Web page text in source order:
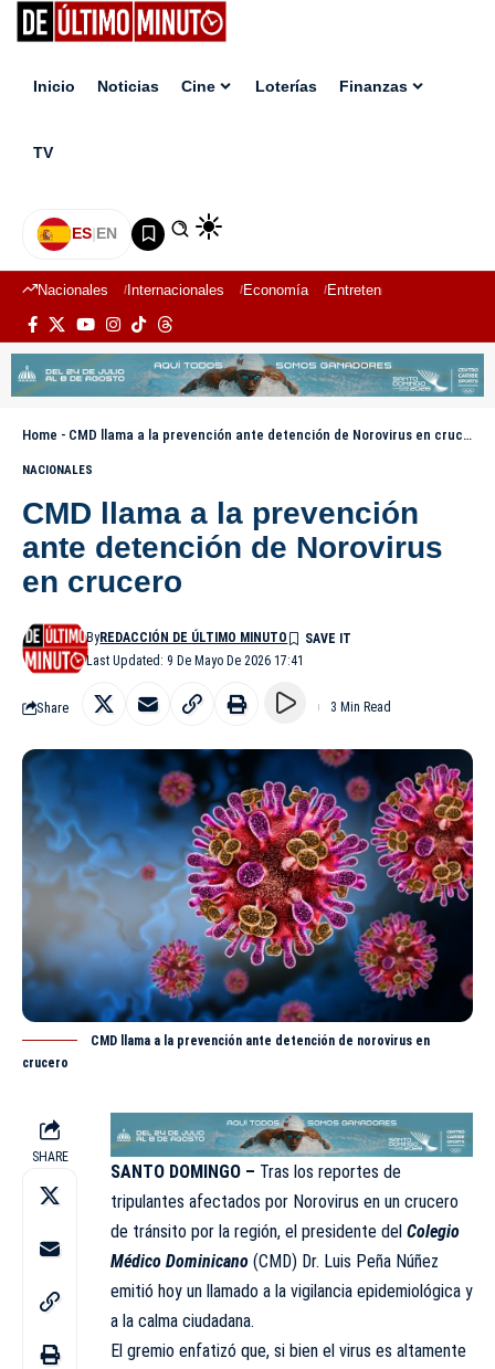
Inicio Noticias Cine Loterías Finanzas
TV
ES|EN
Nacionales Internacionales Economía Entretenimiento
Home - CMD llama a la prevención ante detención de Norovirus en crucero
NACIONALES
CMD llama a la prevención
ante detención de Norovirus
en crucero
Last Updated: 9 De Mayo De 2026 17:41
ByREDACCIÓN DE ÚLTIMO MINUTO
Share 3 Min Read
CMD llama a la prevención ante detención de norovirus en
crucero
SHARE
​SANTO DOMINGO – Tras los reportes de
tripulantes afectados por Norovirus en un crucero
de tránsito por la región, el presidente del Colegio
Médico Dominicano (CMD) Dr. Luis Peña Núñez
emitió hoy un llamado a la vigilancia epidemiológica y
a la calma ciudadana.
​El gremio enfatizó que, si bien el virus es altamente